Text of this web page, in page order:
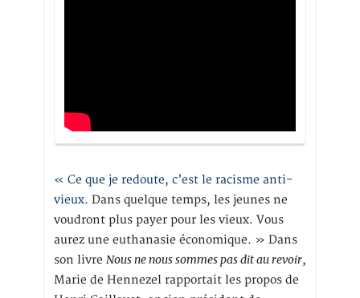
« Ce que je redoute, c’est le racisme anti-
vieux. Dans quelque temps, les jeunes ne
voudront plus payer pour les vieux. Vous
aurez une euthanasie économique. » Dans
son livre Nous ne nous sommes pas dit au revoir,
Marie de Hennezel rapportait les propos de